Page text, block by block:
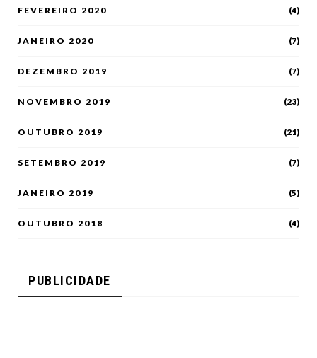
FEVEREIRO 2020 (4)
JANEIRO 2020 (7)
DEZEMBRO 2019 (7)
NOVEMBRO 2019 (23)
OUTUBRO 2019 (21)
SETEMBRO 2019 (7)
JANEIRO 2019 (5)
OUTUBRO 2018 (4)
PUBLICIDADE